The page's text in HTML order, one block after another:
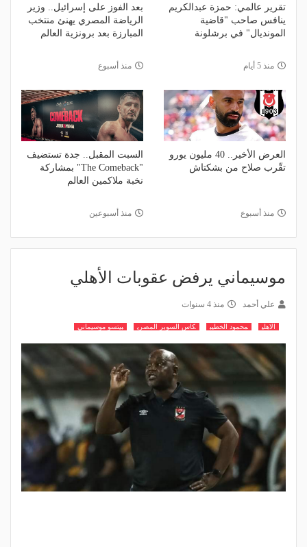
تقرير عالمي: حمزة عبدالكريم
ينافس صاحب "قاضية
المونديال" في برشلونة
منذ 5 أيام
بعد الفوز على إسرائيل.. وزير
الرياضة المصري يهنئ منتخب
المبارزة بعد برونزية العالم
منذ أسبوع
العرض الأخير.. 40 مليون يورو
تقّرب صلاح من بشكتاش
منذ أسبوع
السبت المقبل.. جدة تستضيف
"The Comeback" بمشاركة
نخبة ملاكمين العالم
منذ أسبوعين
موسيماني يرفض عقوبات الأهلي
علي أحمد منذ 4 سنوات
الاهلي محمود الخطيب كاس السوبر المصري بيتسو موسيماني